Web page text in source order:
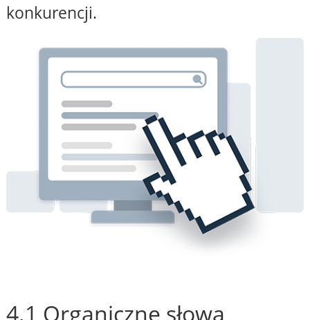
konkurencji.
4.1 Organiczne słowa